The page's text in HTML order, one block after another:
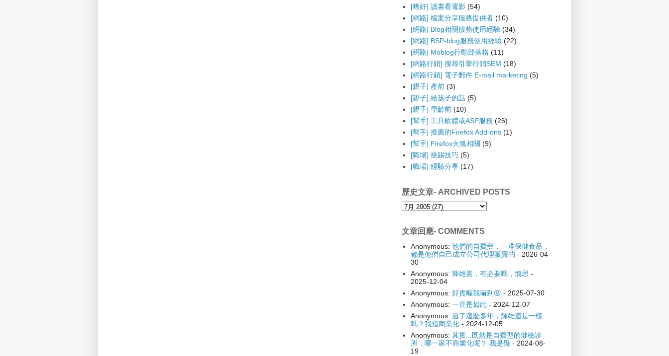
[嗜好] 讀書看電影 (54)
[網路] 檔案分享服務提供者 (10)
[網路] Blog相關服務使用經驗 (34)
[網路] BSP-blog服務使用經驗 (22)
[網路] Moblog行動部落格 (11)
[網路行銷] 搜尋引擎行銷SEM (18)
[網路行銷] 電子郵件 E-mail marketing (5)
[親子] 產前 (3)
[親子] 給孩子的話 (5)
[親子] 學齡前 (10)
[幫手] 工具軟體或ASP服務 (26)
[幫手] 推薦的Firefox Add-ons (1)
[幫手] Firefox火狐相關 (9)
[職場] 挨踢技巧 (5)
[職場] 經驗分享 (17)
歷史文章- ARCHIVED POSTS
文章回應- COMMENTS
Anonymous: 他們的自費藥，一堆保健食品，
都是他們自己成立公司代理販賣的 - 2026-04-
30
Anonymous: 輝雄貴，有必要嗎，慎思 -
2025-12-04
Anonymous: 好貴喔我嚇到😟 - 2025-07-30
Anonymous: 一直是如此- 2024-12-07
Anonymous: 過了這麼多年，輝雄還是一樣
嗎？我指商業化- 2024-12-05
Anonymous: 其實...既然是自費型的健檢診
所，哪一家不商業化呢？ 我是覺- 2024-08-
19